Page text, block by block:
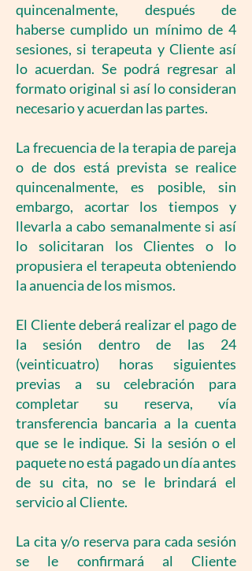
quincenalmente, después de
haberse cumplido un mínimo de 4
sesiones, si terapeuta y Cliente así
lo acuerdan. Se podrá regresar al
formato original si así lo consideran
necesario y acuerdan las partes.
La frecuencia de la terapia de pareja
o de dos está prevista se realice
quincenalmente, es posible, sin
embargo, acortar los tiempos y
llevarla a cabo semanalmente si así
lo solicitaran los Clientes o lo
propusiera el terapeuta obteniendo
la anuencia de los mismos.
El Cliente deberá realizar el pago de
la sesión dentro de las 24
(veinticuatro) horas siguientes
previas a su celebración para
completar su reserva, vía
transferencia bancaria a la cuenta
que se le indique. Si la sesión o el
paquete no está pagado un día antes
de su cita, no se le brindará el
servicio al Cliente.
La cita y/o reserva para cada sesión
se le confirmará al Cliente